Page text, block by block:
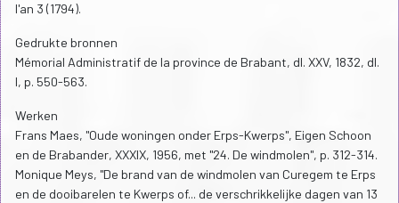
l'an 3 (1794).
Gedrukte bronnen
Mémorial Administratif de la province de Brabant, dl. XXV, 1832, dl.
I, p. 550-563.
Werken
Frans Maes, "Oude woningen onder Erps-Kwerps", Eigen Schoon
en de Brabander, XXXIX, 1956, met "24. De windmolen", p. 312-314.
Monique Meys, "De brand van de windmolen van Curegem te Erps
en de dooibarelen te Kwerps of... de verschrikkelijke dagen van 13